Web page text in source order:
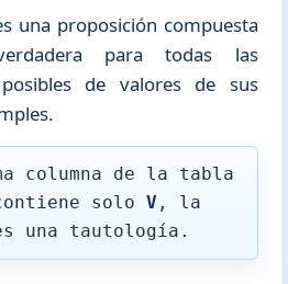
una proposición compuesta
para todas las
posibles de valores de sus
columna de la tabla
soloV , la
una tautología.